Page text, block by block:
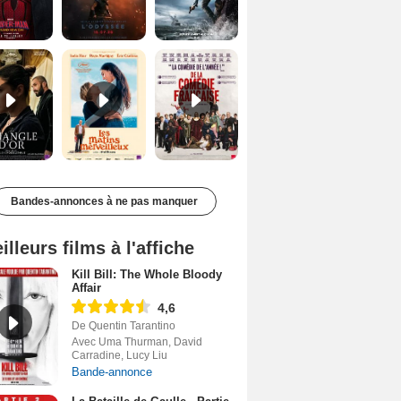
Les Matins merveilleux Bande-annonce VF De la Comédie-Française Teaser VF
Bandes-annonces à ne pas manquer
films à l'affiche
Kill Bill: The Whole Bloody
Affair
4,6
De Quentin Tarantino
Avec Uma Thurman, David
Carradine, Lucy Liu
Bande-annonce